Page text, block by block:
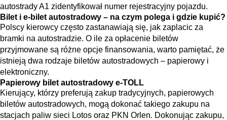
autostrady A1 zidentyfikował numer rejestracyjny pojazdu.
Bilet i e-bilet autostradowy – na czym polega i gdzie kupić?
Polscy kierowcy często zastanawiają się, jak zaplacic za
bramki na autostradzie. O ile za opłacenie biletów
przyjmowane są różne opcje finansowania, warto pamiętać, że
istnieją dwa rodzaje biletów autostradowych – papierowy i
elektroniczny.
Papierowy bilet autostradowy e-TOLL
Kierujący, którzy preferują zakup tradycyjnych, papierowych
biletów autostradowych, mogą dokonać takiego zakupu na
stacjach paliw sieci Lotos oraz PKN Orlen. Dokonując zakupu,